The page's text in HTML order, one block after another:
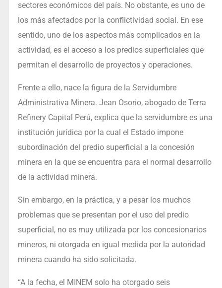
sectores económicos del país. No obstante, es uno de
los más afectados por la conflictividad social. En ese
sentido, uno de los aspectos más complicados en la
actividad, es el acceso a los predios superficiales que
permitan el desarrollo de proyectos y operaciones.
Frente a ello, nace la figura de la Servidumbre
Administrativa Minera. Jean Osorio, abogado de Terra
Refinery Capital Perú, explica que la servidumbre es una
institución jurídica por la cual el Estado impone
subordinación del predio superficial a la concesión
minera en la que se encuentra para el normal desarrollo
de la actividad minera.
Sin embargo, en la práctica, y a pesar los muchos
problemas que se presentan por el uso del predio
superficial, no es muy utilizada por los concesionarios
mineros, ni otorgada en igual medida por la autoridad
minera cuando ha sido solicitada.
“A la fecha, el MINEM solo ha otorgado seis